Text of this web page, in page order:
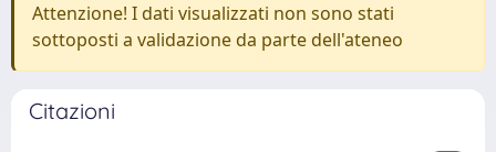
Attenzione! I dati visualizzati non sono stati
sottoposti a validazione da parte dell'ateneo
Citazioni